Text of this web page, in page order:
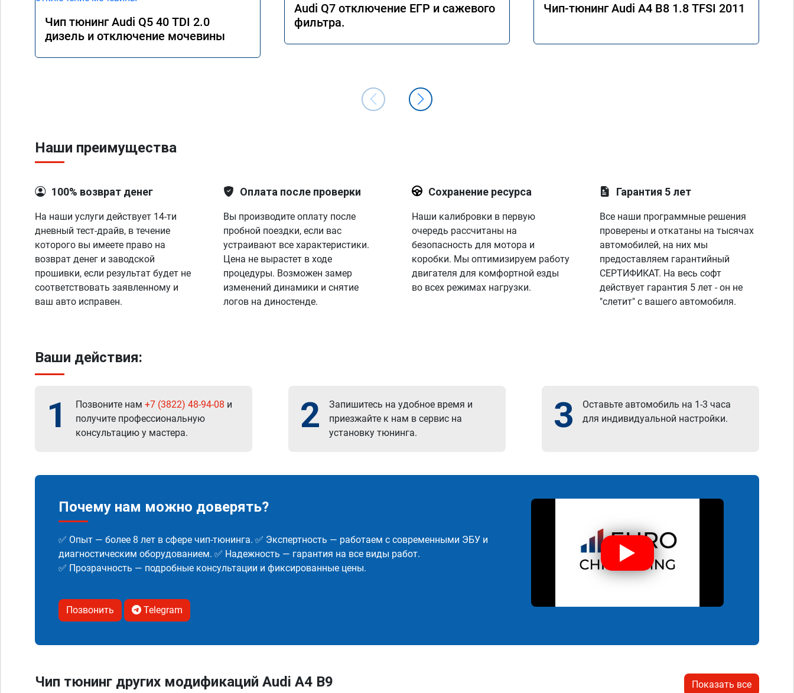
Чип тюнинг Audi Q5 40 TDI 2.0
дизель и отключение мочевины
Audi Q7 отключение ЕГР и сажевого
фильтра.
Чип-тюнинг Audi A4 B8 1.8 TFSI 2011
Наши преимущества
100% возврат денег
На наши услуги действует 14-ти
дневный тест-драйв, в течение
которого вы имеете право на
возврат денег и заводской
прошивки, если результат будет не
соответствовать заявленному и
ваш авто исправен.
Оплата после проверки
Вы производите оплату после
пробной поездки, если вас
устраивают все характеристики.
Цена не вырастет в ходе
процедуры. Возможен замер
изменений динамики и снятие
логов на диностенде.
Сохранение ресурса
Наши калибровки в первую
очередь рассчитаны на
безопасность для мотора и
коробки. Мы оптимизируем работу
двигателя для комфортной езды
во всех режимах нагрузки.
Гарантия 5 лет
Все наши программные решения
проверены и откатаны на тысячах
автомобилей, на них мы
предоставляем гарантийный
СЕРТИФИКАТ. На весь софт
действует гарантия 5 лет - он не
"слетит" с вашего автомобиля.
Ваши действия:
1 Позвоните нам +7 (3822) 48-94-08 и
получите профессиональную
консультацию у мастера.
2
Запишитесь на удобное время и
приезжайте к нам в сервис на
установку тюнинга.
3
Оставьте автомобиль на 1-3 часа
для индивидуальной настройки.
Почему нам можно доверять?
✅ Опыт — более 8 лет в сфере чип-тюнинга. ✅ Экспертность — работаем с современными ЭБУ и
диагностическим оборудованием. ✅ Надежность — гарантия на все виды работ.
✅ Прозрачность — подробные консультации и фиксированные цены.
Позвонить Telegram
Чип тюнинг других модификаций Audi A4 B9 Показать все